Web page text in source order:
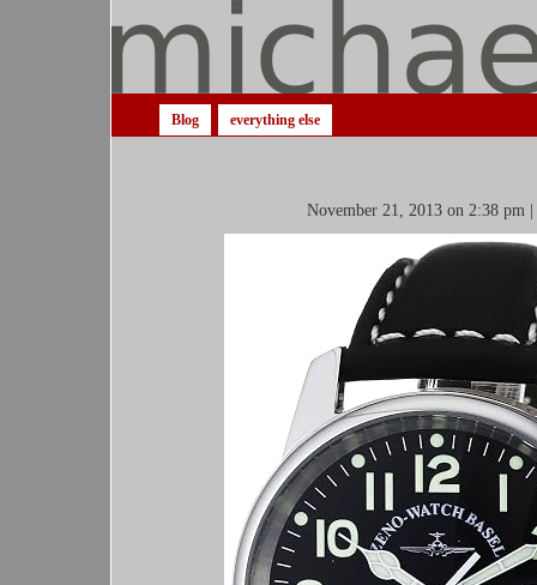
Blog everything else
November 21, 2013 on 2:38 pm